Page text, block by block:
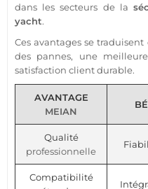
dans les secteurs de la
yacht.
Ces avantages se
des pannes, une
satisfaction client durable.
AVANTAGE
MEIAN
Qualité
professionnelle
Compatibilité